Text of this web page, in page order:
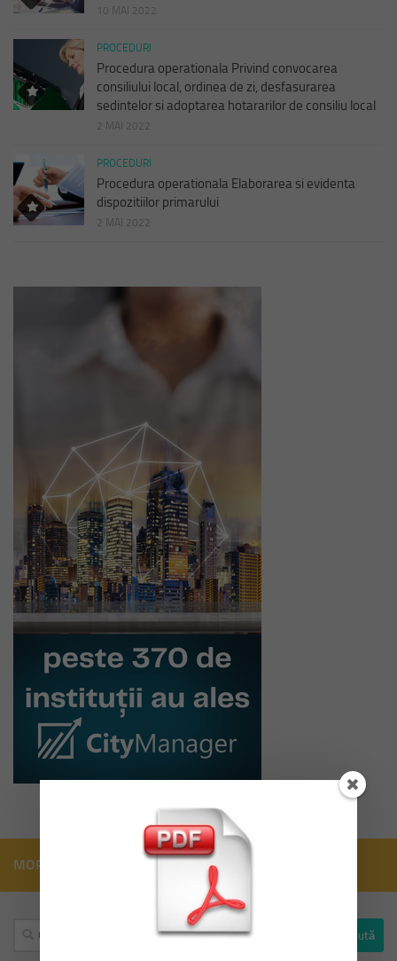
10 MAI 2022
PROCEDURI
Procedura operationala Privind convocarea
consiliului local, ordinea de zi, desfasurarea
sedintelor si adoptarea hotararilor de consiliu local
2 MAI 2022
PROCEDURI
Procedura operationala Elaborarea si evidenta
dispozitiilor primarului
2 MAI 2022
MORE
Caută